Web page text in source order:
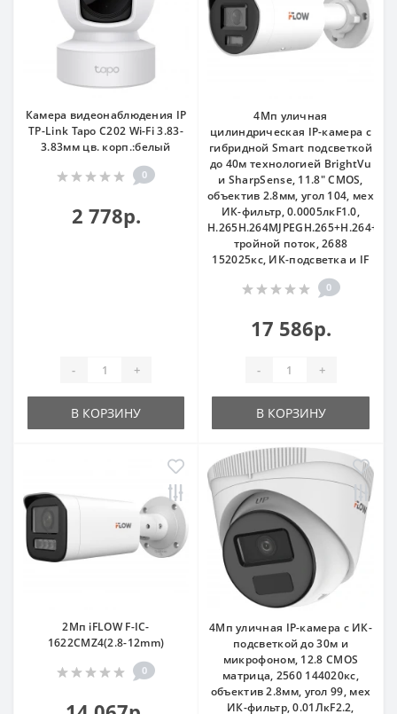
Камера видеонаблюдения IP
TP-Link Tapo C202 Wi-Fi 3.83-
3.83мм цв. корп.:белый
0
2 778р.
- +
В КОРЗИНУ
4Мп уличная
цилиндрическая IP-камера с
гибридной Smart подсветкой
до 40м технологией BrightVu
и SharpSense, 11.8" CMOS,
объектив 2.8мм, угол 104, мех
ИК-фильтр, 0.0005лкF1.0,
H.265H.264MJPEGH.265+H.264+,
тройной поток, 2688
152025кс, ИК-подсветка и IF
0
17 586р.
- +
В КОРЗИНУ
2Мп iFLOW F-IC-
1622CMZ4(2.8-12mm)
0
4Мп уличная IP-камера с ИК-
подсветкой до 30м и
микрофоном, 12.8 CMOS
матрица, 2560 144020кс,
объектив 2.8мм, угол 99, мех
ИК-фильтр, 0.01ЛкF2.2,